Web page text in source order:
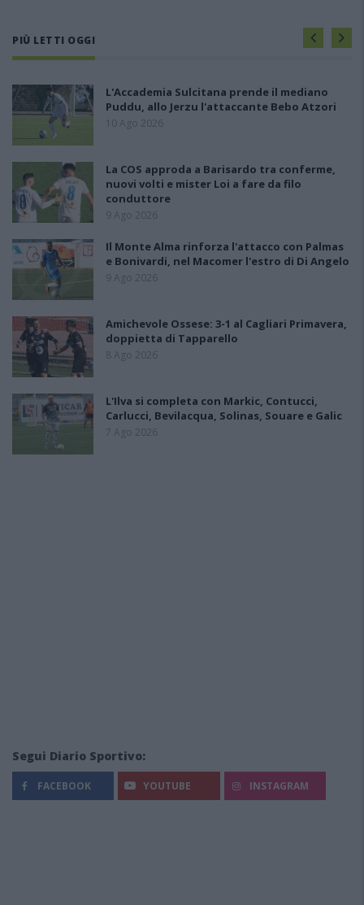
PIÙ LETTI OGGI
L'Accademia Sulcitana prende il mediano
Puddu, allo Jerzu l'attaccante Bebo Atzori
10 Ago 2026
La COS approda a Barisardo tra conferme,
nuovi volti e mister Loi a fare da filo
conduttore
9 Ago 2026
Il Monte Alma rinforza l'attacco con Palmas
e Bonivardi, nel Macomer l'estro di Di Angelo
9 Ago 2026
Amichevole Ossese: 3-1 al Cagliari Primavera,
doppietta di Tapparello
8 Ago 2026
L'Ilva si completa con Markic, Contucci,
Carlucci, Bevilacqua, Solinas, Souare e Galic
7 Ago 2026
Segui Diario Sportivo:
FACEBOOK YOUTUBE INSTAGRAM